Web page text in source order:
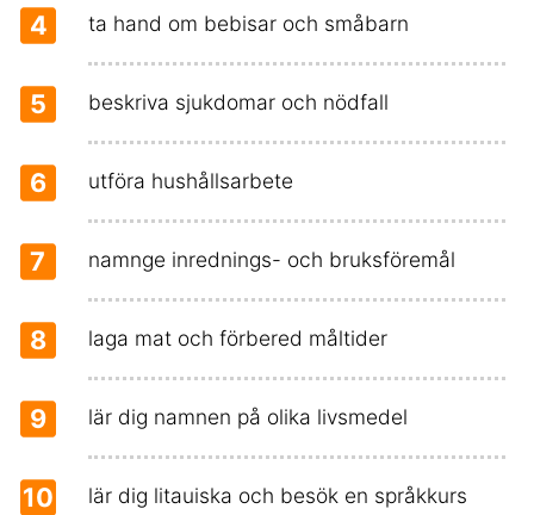
4 ta hand om bebisar och småbarn
5 beskriva sjukdomar och nödfall
6 utföra hushållsarbete
7 namnge inrednings- och bruksföremål
8 laga mat och förbered måltider
9 lär dig namnen på olika livsmedel
10 lär dig litauiska och besök en språkkurs